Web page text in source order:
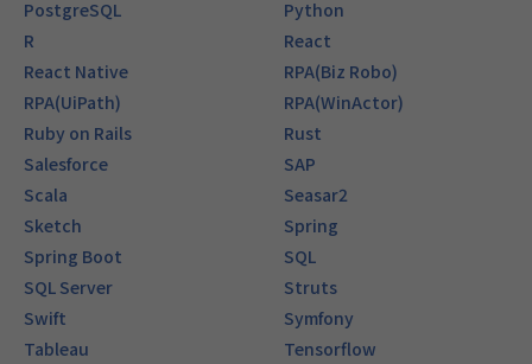
PostgreSQL
Python
R
React
React Native
RPA(Biz Robo)
RPA(UiPath)
RPA(WinActor)
Ruby on Rails
Rust
Salesforce
SAP
Scala
Seasar2
Sketch
Spring
Spring Boot
SQL
SQL Server
Struts
Swift
Symfony
Tableau
Tensorflow